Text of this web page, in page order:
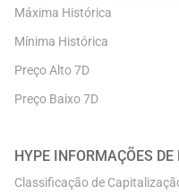
Máxima Histórica
Mínima Histórica
Preço Alto 7D
Preço Baixo 7D
HYPE INFORMAÇÕES DE
Classificação de